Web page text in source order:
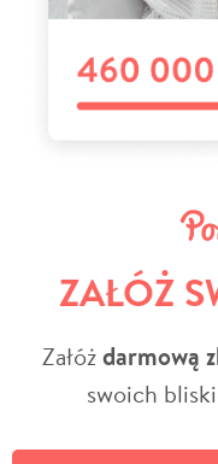
ZAŁÓŻ
Załóżdarmową
swoich